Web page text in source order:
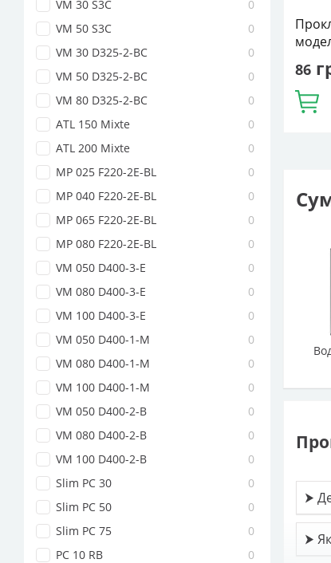
⮞
⮞
86
VM 30 S3C
0
VM 50 S3C
0
VM 30 D325-2-BC
0
VM 50 D325-2-BC
0
VM 80 D325-2-BC
0
ATL 150 Mixte
0
ATL 200 Mixte
0
MP 025 F220-2E-BL
0
MP 040 F220-2E-BL
0
MP 065 F220-2E-BL
0
MP 080 F220-2E-BL
0
VM 050 D400-3-E
0
VM 080 D400-3-E
0
VM 100 D400-3-E
0
VM 050 D400-1-M
0
VM 080 D400-1-M
0
VM 100 D400-1-M
0
VM 050 D400-2-B
0
VM 080 D400-2-B
0
VM 100 D400-2-B
0
Slim PC 30
0
Slim PC 50
0
Slim PC 75
0
PC 10 RB
0